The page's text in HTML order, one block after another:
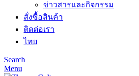
ข่าวสารและกิจกรรม
สั่งซื้อสินค้า
ติดต่อเรา
ไทย
Search
Menu